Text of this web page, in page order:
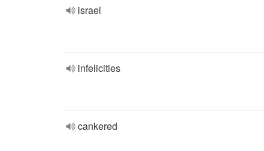
israel
infelicities
cankered